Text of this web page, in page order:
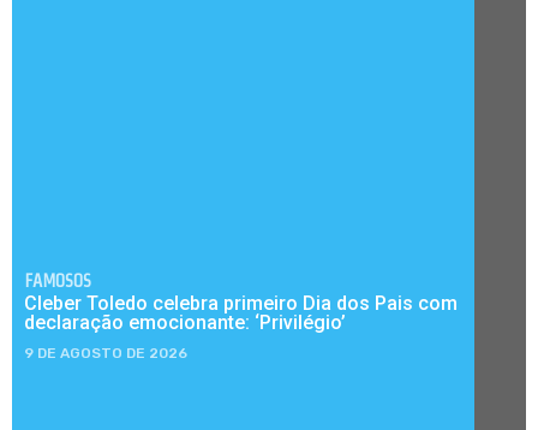
FAMOSOS
Cleber Toledo celebra primeiro Dia dos Pais com
declaração emocionante: ‘Privilégio’
9 DE AGOSTO DE 2026